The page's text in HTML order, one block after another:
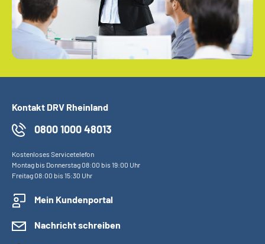
Kontakt DRV Rheinland
0800 1000 48013
Kostenloses Servicetelefon
Montag bis Donnerstag 08:00 bis 19:00 Uhr
Freitag 08:00 bis 15:30 Uhr
Mein Kundenportal
Nachricht schreiben